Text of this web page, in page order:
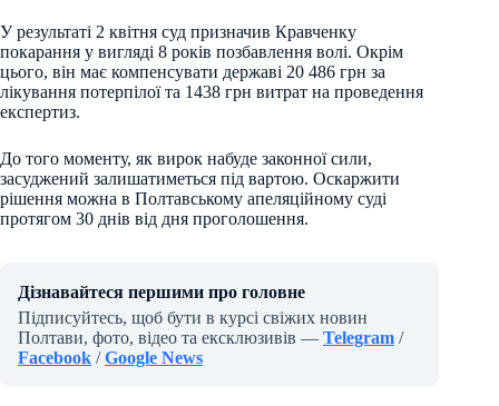
У результаті 2 квітня суд призначив Кравченку
покарання у вигляді 8 років позбавлення волі. Окрім
цього, він має компенсувати державі 20 486 грн за
лікування потерпілої та 1438 грн витрат на проведення
експертиз.
До того моменту, як вирок набуде законної сили,
засуджений залишатиметься під вартою. Оскаржити
рішення можна в Полтавському апеляційному суді
протягом 30 днів від дня проголошення.
Дізнавайтеся першими про головне
Підписуйтесь, щоб бути в курсі свіжих новин
Полтави, фото, відео та ексклюзивів — Telegram /
Facebook /Google News